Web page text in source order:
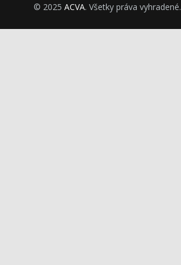
© 2025 ACVA. Všetky práva vyhradené.